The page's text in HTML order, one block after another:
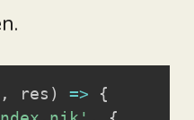
, res ) =>
{